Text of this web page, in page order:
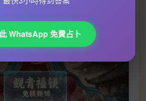
WhatsApp 免費占卜